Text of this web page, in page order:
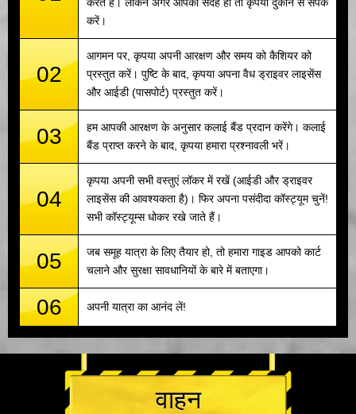
करें।
02
आगमन पर, कृपया अपनी आरक्षण और समय को कैशियर को
प्रस्तुत करें। पुष्टि के बाद, कृपया अपना वैध ड्राइवर लाइसेंस
और आईडी (पासपोर्ट) प्रस्तुत करें।
03
हम आपकी आरक्षण के अनुसार कलाई बैंड प्रदान करेंगे। कलाई
बैंड प्राप्त करने के बाद, कृपया हमारा प्रश्नावली भरें।
04
कृपया अपनी सभी वस्तुएं लॉकर में रखें (आईडी और ड्राइवर
लाइसेंस की आवश्यकता है)। फिर अपना पसंदीदा कॉस्ट्यूम चुनें!
सभी कॉस्ट्यूम्स धोकर रखे जाते हैं।
05
जब समूह यात्रा के लिए तैयार हो, तो हमारा गाइड आपको कार्ट
चलाने और सुरक्षा सावधानियों के बारे में बताएगा।
06 अपनी यात्रा का आनंद लें!
वाहन